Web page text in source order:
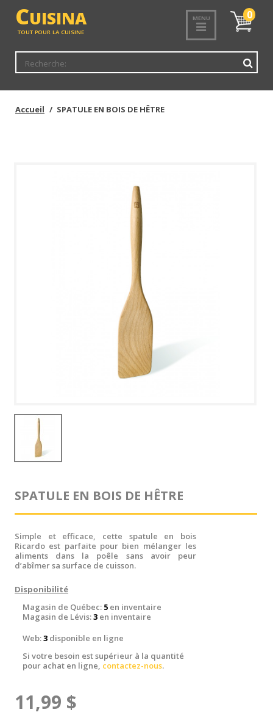
CUISINA
TOUT POUR LA CUISINE
MENU
Mon
panier
0
Accueil SPATULE EN BOIS DE HÊTRE
SPATULE EN BOIS DE HÊTRE
Simple et efficace, cette spatule en bois
Ricardo est parfaite pour bien mélanger les
aliments dans la poêle sans avoir peur
d’abîmer sa surface de cuisson.
Disponibilité
Magasin de Québec: 5 en inventaire
Magasin de Lévis:3 en inventaire
Web:3 disponible en ligne
Si votre besoin est supérieur à la quantité
pour achat en ligne, contactez-nous.
11,99 $